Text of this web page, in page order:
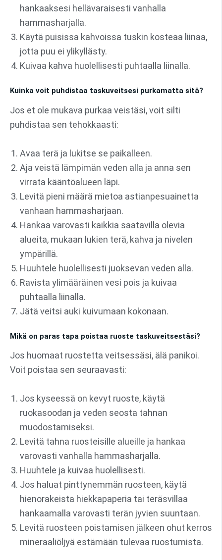
hankaaksesi hellävaraisesti vanhalla
hammasharjalla.
Käytä puisissa kahvoissa tuskin kosteaa liinaa,
jotta puu ei ylikyllästy.
Kuivaa kahva huolellisesti puhtaalla liinalla.
Kuinka voit puhdistaa taskuveitsesi purkamatta sitä?
Jos et ole mukava purkaa veistäsi, voit silti
puhdistaa sen tehokkaasti:
Avaa terä ja lukitse se paikalleen.
Aja veistä lämpimän veden alla ja anna sen
virrata kääntöalueen läpi.
Levitä pieni määrä mietoa astianpesuainetta
vanhaan hammasharjaan.
Hankaa varovasti kaikkia saatavilla olevia
alueita, mukaan lukien terä, kahva ja nivelen
ympärillä.
Huuhtele huolellisesti juoksevan veden alla.
Ravista ylimääräinen vesi pois ja kuivaa
puhtaalla liinalla.
Jätä veitsi auki kuivumaan kokonaan.
Mikä on paras tapa poistaa ruoste taskuveitsestäsi?
Jos huomaat ruostetta veitsessäsi, älä panikoi.
Voit poistaa sen seuraavasti:
Jos kyseessä on kevyt ruoste, käytä
ruokasoodan ja veden seosta tahnan
muodostamiseksi.
Levitä tahna ruosteisille alueille ja hankaa
varovasti vanhalla hammasharjalla.
Huuhtele ja kuivaa huolellisesti.
Jos haluat pinttynemmän ruosteen, käytä
hienorakeista hiekkapaperia tai teräsvillaa
hankaamalla varovasti terän jyvien suuntaan.
Levitä ruosteen poistamisen jälkeen ohut kerros
mineraaliöljyä estämään tulevaa ruostumista.